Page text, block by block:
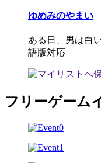
ゆめみのやまい
ある日、男は白
語版対応
フリーゲーム